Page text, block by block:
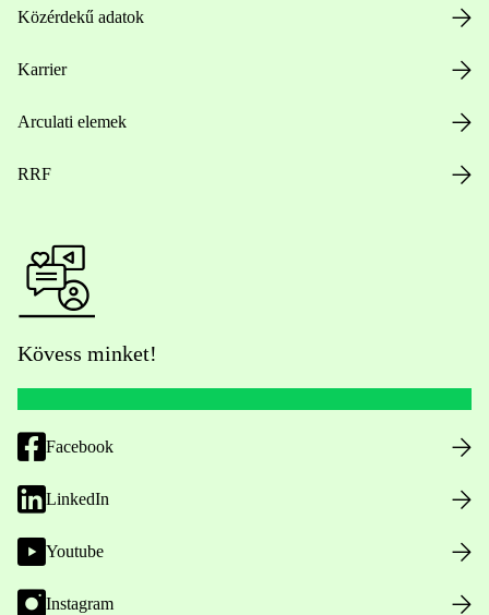
Közérdekű adatok
Karrier
Arculati elemek
RRF
Kövess minket!
Facebook
LinkedIn
Youtube
Instagram